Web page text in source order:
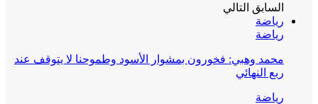
السابق التالي
رياضة
رياضة
محمد وهبي: فخورون بمشوار الأسود وطموحنا لا يتوقف عند
ربع النهائي
رياضة